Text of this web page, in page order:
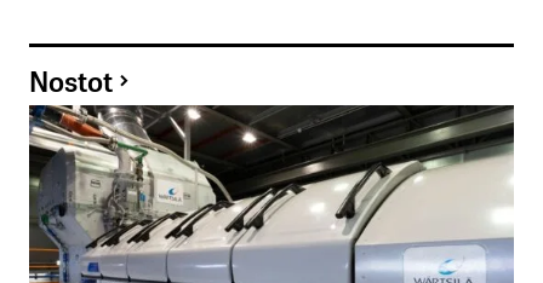
Nostot